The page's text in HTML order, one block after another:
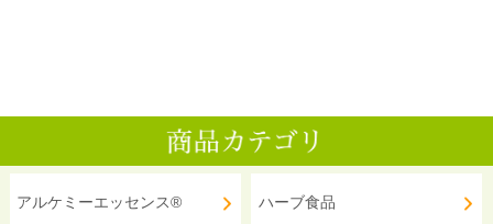
アルケミーエッセンス® ハーブ食品